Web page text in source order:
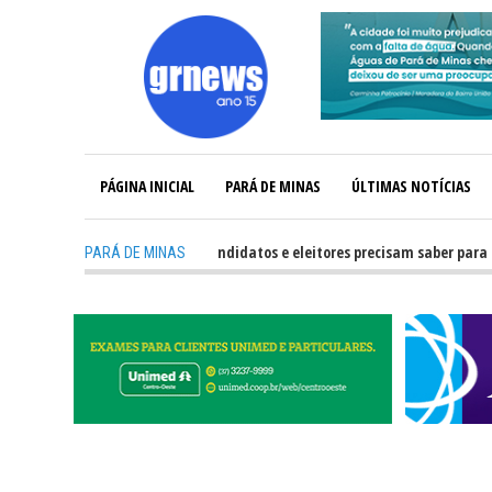
PÁGINA INICIAL PARÁ DE MINAS ÚLTIMAS NOTÍCIAS
PARÁ DE MINAS
GRNEWS TV: O que candidatos e eleitores precisam saber para não